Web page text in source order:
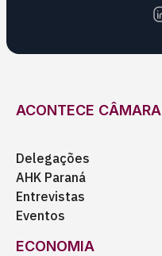
ACONTECE CÂMARA
Delegações
AHK Paraná
Entrevistas
Eventos
ECONOMIA